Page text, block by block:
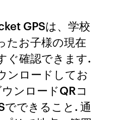
GPSは、学校
たお子様の現在
ぐ確認できます.
ンロードしてお
ンロードQRコ
でできること. 通